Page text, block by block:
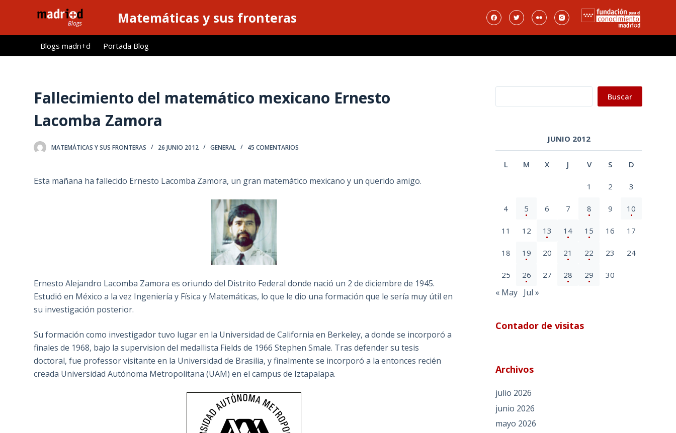
l
Matemáticas y sus fronteras
Blogs madri+d Portada Blog
Fallecimiento del matemático mexicano Ernesto
Lacomba Zamora
MATEMÁTICAS Y SUS FRONTERAS 26 JUNIO 2012 GENERAL 45 COMENTARIOS
Esta mañana ha fallecido Ernesto Lacomba Zamora, un gran matemático mexicano y un querido amigo.
Ernesto Alejandro Lacomba Zamora es oriundo del Distrito Federal donde nació un 2 de diciembre de 1945.
Estudió en México a la vez Ingeniería y Física y Matemáticas, lo que le dio una formación que le sería muy útil en
su investigación posterior.
Su formación como investigador tuvo lugar en la Universidad de California en Berkeley, a donde se incorporó a
finales de 1968, bajo la supervision del medallista Fields de 1966 Stephen Smale. Tras defender su tesis
doctoral, fue professor visitante en la Universidad de Brasilia, y finalmente se incorporó a la entonces recién
creada Universidad Autónoma Metropolitana (UAM) en el campus de Iztapalapa.
Buscar
JUNIO 2012
L M X J V S D
1 2 3
4 5 6 7 8 9 10
11 12 13 14 15 16 17
18 19 20 21 22 23 24
25 26 27 28 29 30
« May Jul »
Contador de visitas
Archivos
julio 2026
junio 2026
mayo 2026